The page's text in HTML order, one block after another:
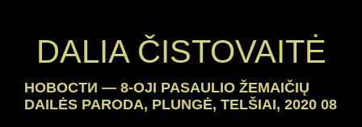
DALIA ČISTOVAITĖ
НОВОСТИ — 8-OJI PASAULIO ŽEMAIČIŲ
DAILĖS PARODA, PLUNGĖ, TELŠIAI, 2020 08